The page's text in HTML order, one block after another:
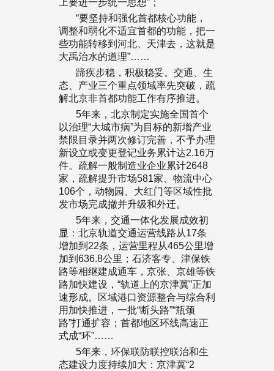
“要坚持和强化首都核心功能，
调整和弱化不适宜首都的功能，把一
些功能转移到河北、天津去，这就是
大禹治水的道理”……
蹄疾步稳，积极稳妥。交通、生
态、产业三个重点领域率先突破，疏
解北京非首都功能工作有序推进。
5年来，北京制定实施全国首个
以治理“大城市病”为目标的新增产业
禁限目录并两次修订完善，不予办理
新设立或变更登记业务累计达2.16万
件。疏解一般制造业企业累计2648
家，疏解提升市场581家、物流中心
106个，动物园、大红门等区域性批
发市场完成撤并升级和外迁。
5年来，交通一体化发展成效初
显：北京轨道交通运营线路从17条
增加到22条，运营里程从465公里增
加到636.8公里；石济客专、津保铁
路等相继建成通车，京张、京雄等铁
路加快建设，“轨道上的京津冀”正加
速形成。区域港口资源整合与综合利
用加快推进，一批“断头路”“瓶颈
路”打通扩容；首都地区环线高速正
式成“环”……
5年来，环保联防联控联治和生
态建设力度持续加大：京津冀“2